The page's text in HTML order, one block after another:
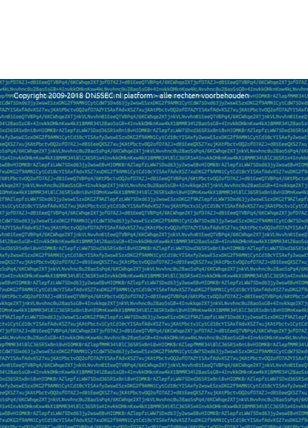
Copyright 2009-2018 DNSSEC.nl platform - alle rechten voorbehouden